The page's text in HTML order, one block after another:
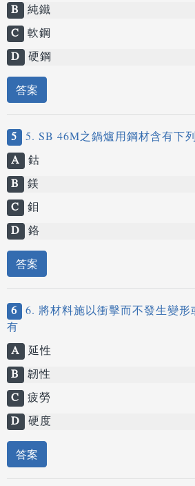
B 純鐵
C 軟鋼
D 硬鋼
答案
5 5. SB 46M之鍋爐用鋼材含有下
A 鈷
B 鎂
C 鉬
D 鉻
答案
6 6. 將材料施以衝擊而不發生變
有
A 延性
B 韌性
C 疲勞
D 硬度
答案